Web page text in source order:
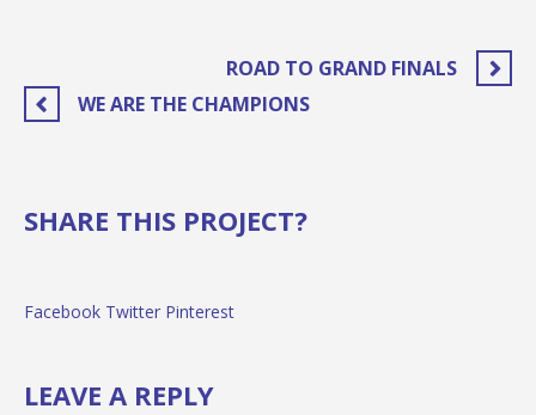
ROAD TO GRAND FINALS
WE ARE THE CHAMPIONS
SHARE THIS PROJECT?
Facebook Twitter Pinterest
LEAVE A REPLY